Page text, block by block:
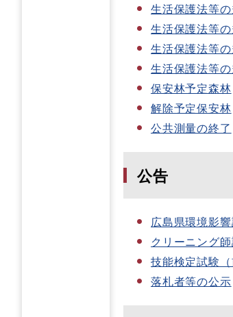
生活保護法等
生活保護法等
生活保護法等
生活保護法等
保安林予定森林
解除予定保安林
公共測量の終了
公告
広島県環境影
クリーニング
技能検定試験
落札者等の公示